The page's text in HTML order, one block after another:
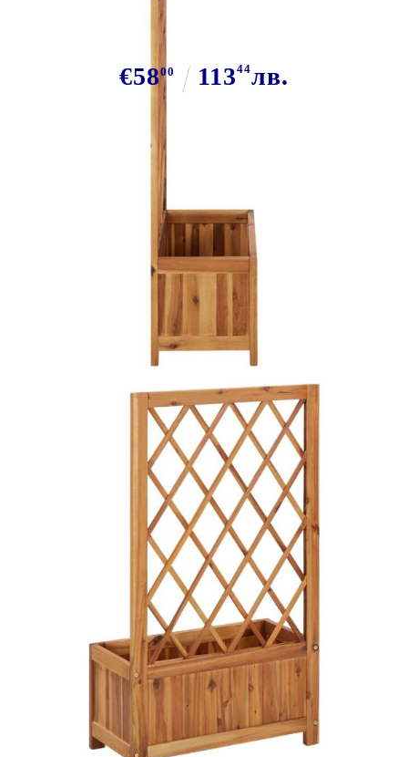
€5800 11344лв.
Време за доставка: 5 до 9 дни
Безплатна доставка до адрес при плащане по банков път
Акация масив със светъл маслен финиш
55 x 28 x 100 см (Д x Ш x В)
8720286597040
Градинска повдигната леха с решетка, акациева
Please select credit institution
€58.00
Extraction of information from credit institutions
Предоставената таблица е с информационна цел.
Добавете продукта в количката си с бутона "Добави в
количката" и при поръчка ще можете да изберете броя
Acest tabel are caracter informativ. Adăugați produsul în
coșul de cumpărături unde veți putea selecta detaliile
cererii de creditare.
Предоставената таблица е с информационна цел.
Добавете продукта в количката си с бутона "Добави в
количката" и при поръчка ще можете да изберете броя
вноски на кредита.